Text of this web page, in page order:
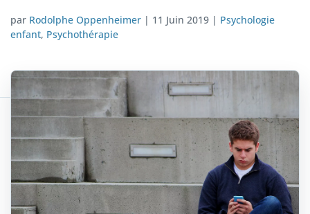
par Rodolphe Oppenheimer | 11 Juin 2019 | Psychologie
enfant, Psychothérapie